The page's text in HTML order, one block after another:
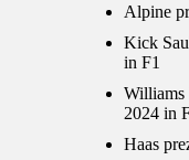
Alpine
Kick
in F1
Williams
2024 in
Haas